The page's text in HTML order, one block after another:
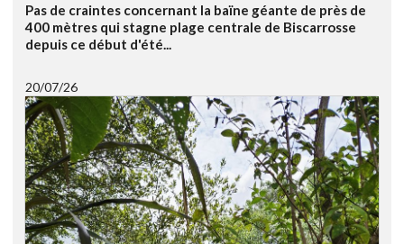
Pas de craintes concernant la baïne géante de près de
400 mètres qui stagne plage centrale de Biscarrosse
depuis ce début d'été...
20/07/26